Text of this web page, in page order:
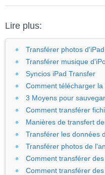
Lire plus:
Transférer photos
Transférer musique
Syncios iPad Transfer
Comment télécharger
3 Moyens pour
Comment transférer
Manières de transfert
Transférer les données
Transférer photos de
Comment transférer
Comment transférer